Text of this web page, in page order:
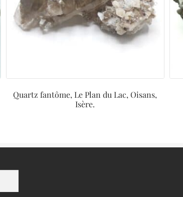
Quartz fantôme, Le Plan du Lac, Oisans,
Isère.